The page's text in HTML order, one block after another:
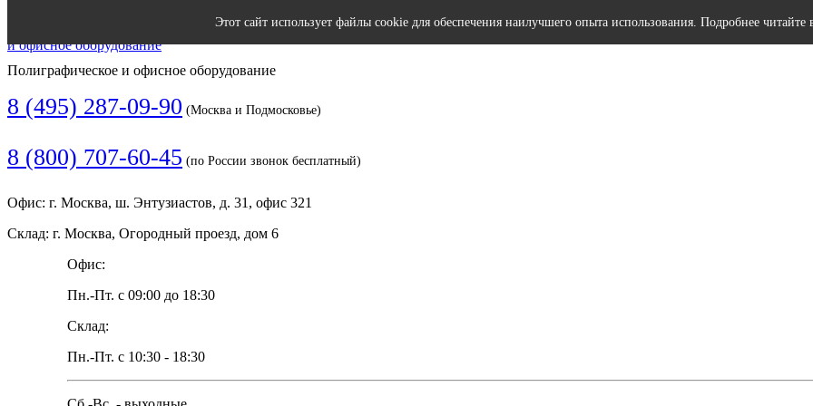
Полиграфическое и офисное оборудование
8 (495) 287-09-90 (Москва и Подмосковье)
8 (800) 707-60-45 (по России звонок бесплатный)
Офис: г. Москва, ш. Энтузиастов, д. 31, офис 321
Склад: г. Москва, Огородный проезд, дом 6
Офис:
Пн.-Пт. с 09:00 до 18:30
Склад:
Пн.-Пт. с 10:30 - 18:30
Этот сайт использует файлы cookie для обеспечения наилучшего опыта использования. Подробнее читайте